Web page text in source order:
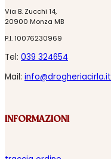
Via B. Zucchi 14,
20900 Monza MB
P.I. 10076230969
Tel: 039 324654
Mail: info@drogheriacirla.it
INFORMAZIONI